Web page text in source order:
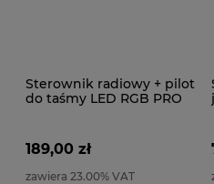
Sterownik radiowy + pilot
do taśmy LED RGB PRO
189,00 zł
zawiera 23.00% VAT